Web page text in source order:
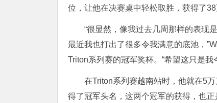
位，让他在决赛桌中轻松取胜，获得了
“很显然，像我过去几周那样的表现
最近我也打出了很多令我满意的底池，
Triton系列赛的冠军奖杯。“希望这只是我
在Triton系列赛越南站时，他就在5
得了冠军头名，这两个冠军的获得，也